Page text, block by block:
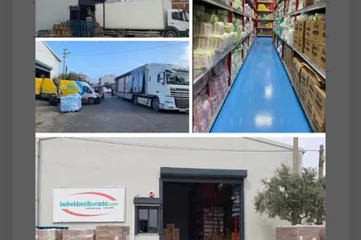
Tüm Sorular
Anket
SET 8'li
Humana Kimyonlu Rezene Bitki Çayı - Tozu
Humana Kimyonlu Rezene Bitki Çayı Tozu,
rezene ve kimyon bitkilerinin birleşimiyle
hazırlanmış pratik toz formda bir bitki çayıdır.